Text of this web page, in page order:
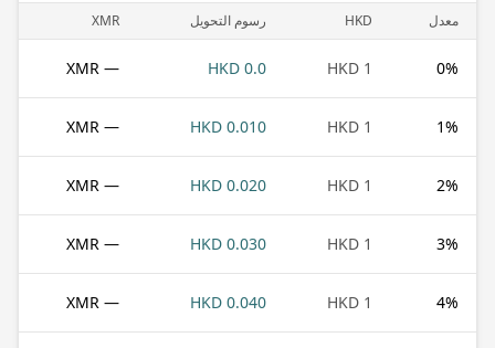
معدل HKD رسوم التحويل XMR
0%
1 HKD
0.0 HKD
— XMR
1%
1 HKD
0.010 HKD
— XMR
2%
1 HKD
0.020 HKD
— XMR
3%
1 HKD
0.030 HKD
— XMR
4%
1 HKD
0.040 HKD
— XMR